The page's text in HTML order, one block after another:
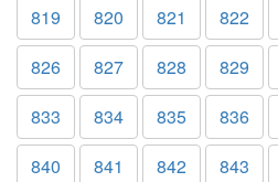
819
820 821 822
826
827 828 829
833
834 835 836
840
841 842 843